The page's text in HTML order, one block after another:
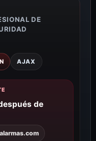
DE
AJAX
de